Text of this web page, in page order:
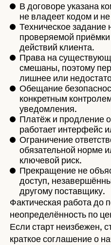
В договоре указана
не владеет кодом и
Техническое задание
проверяемой
действий клиента.
Права на
смешаны, поэтому
лишнее или
Обещание
конкретным
уведомления.
Платёж и продление
работает интерфейс
Ограничение
обязательной норме
ключевой риск.
Прекращение не
доступ,
другому поставщику.
Фактическая работа до
неопределённость по
Если старт неизбежен,
краткое соглашение о